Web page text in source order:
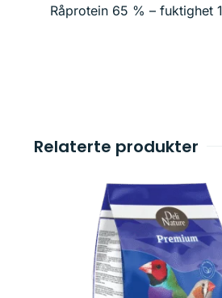
Råprotein 65 % – fuktighet
Relaterte produkter